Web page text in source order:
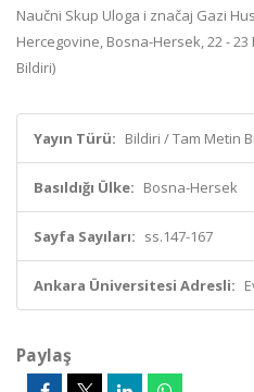
Naučni Skup Uloga i značaj Gazi
Hercegovine, Bosna-Hersek, 22 - 23
Bildiri)
Yayın Türü: Bildiri / Tam Metin
Basıldığı Ülke: Bosna-Hersek
Sayfa Sayıları: ss.147-167
Ankara Üniversitesi Adresli:
Paylaş